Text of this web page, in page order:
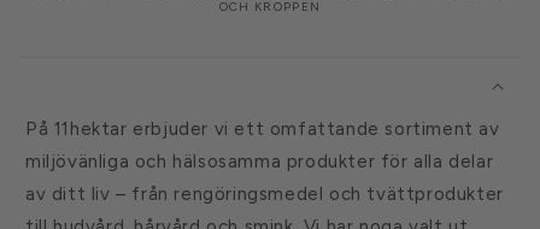
OCH KROPPEN
n
å
På 11hektar erbjuder vi ett omfattande sortiment av
miljövänliga och hälsosamma produkter för alla delar
av ditt liv – från rengöringsmedel och tvättprodukter